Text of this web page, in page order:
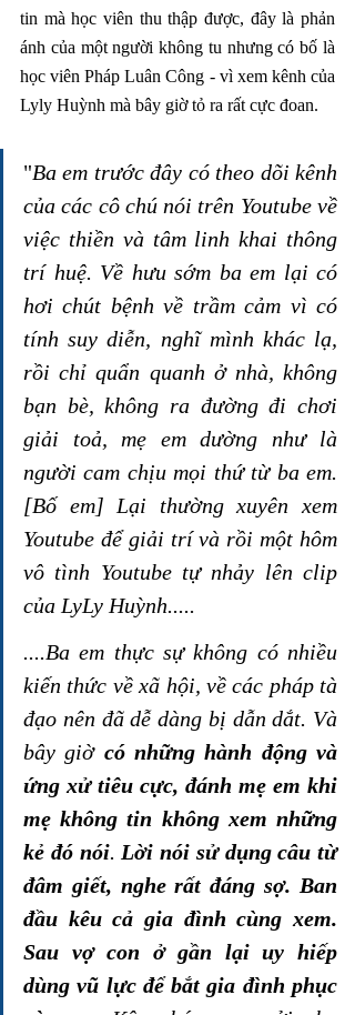
tin mà học viên thu thập được, đây là phản
ánh của một người không tu nhưng có bố là
học viên Pháp Luân Công - vì xem kênh của
Lyly Huỳnh mà bây giờ tỏ ra rất cực đoan.
"Ba em trước đây có theo dõi kênh
của các cô chú nói trên Youtube về
việc thiền và tâm linh khai thông
trí huệ. Về hưu sớm ba em lại có
hơi chút bệnh về trầm cảm vì có
tính suy diễn, nghĩ mình khác lạ,
rồi chỉ quẩn quanh ở nhà, không
bạn bè, không ra đường đi chơi
giải toả, mẹ em dường như là
người cam chịu mọi thứ từ ba em.
[Bố em] Lại thường xuyên xem
Youtube để giải trí và rồi một hôm
vô tình Youtube tự nhảy lên clip
của LyLy Huỳnh.....
....Ba em thực sự không có nhiều
kiến thức về xã hội, về các pháp tà
đạo nên đã dễ dàng bị dẫn dắt. Và
bây giờ có những hành động và
ứng xử tiêu cực, đánh mẹ em khi
mẹ không tin không xem những
kẻ đó nói. Lời nói sử dụng câu từ
đâm giết, nghe rất đáng sợ. Ban
đầu kêu cả gia đình cùng xem.
Sau vợ con ở gần lại uy hiếp
dùng vũ lực để bắt gia đình phục